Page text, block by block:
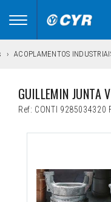
Toggle
ACOPLAMENTOS
GUILLEMIN JUNTA
Ref: CONTI 9285034320